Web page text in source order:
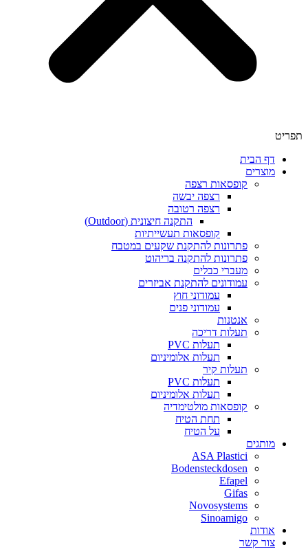
תפריט
דף הבית
מוצרים
קופסאות רצפה
רצפה יבשה
רצפה רטובה
התקנה חיצונית (Outdoor)
קופסאות תעשייתיות
פתרונות להתקנת שקעים במטבח
פתרונות להתקנה בריהוט
מעברי כבלים
עמודונים להתקנת אביזרים
עמודוני חוץ
עמודוני פנים
אנטנות
תעלות דריכה
תעלות PVC
תעלות אלומיניום
תעלות קיר
תעלות PVC
תעלות אלומיניום
קופסאות מולטימדיה
תחת הטיח
על הטיח
מותגים
ASA Plastici
Bodensteckdosen
Efapel
Gifas
Novosystems
Sinoamigo
אודות
צור קשר